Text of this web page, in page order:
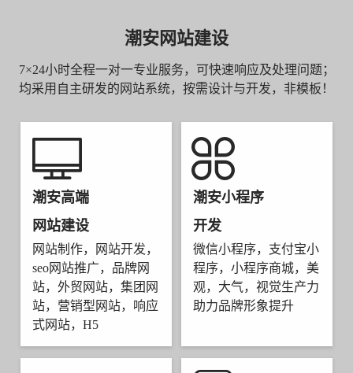
潮安网站建设
7×24小时全程一对一专业服务，可快速响应及处理问题；
均采用自主研发的网站系统，按需设计与开发，非模板！
潮安高端
网站建设
网站制作，网站开发，
seo网站推广，品牌网
站，外贸网站，集团网
站，营销型网站，响应
式网站，H5
潮安小程序
开发
微信小程序，支付宝小
程序，小程序商城，美
观，大气，视觉生产力
助力品牌形象提升